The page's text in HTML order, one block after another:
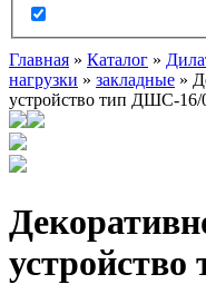
Главная » Каталог »
нагрузки » закладные »
устройство тип ДШС-16/